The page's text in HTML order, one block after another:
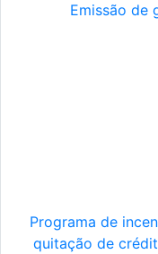
Emissão de
Programa de
quitação de